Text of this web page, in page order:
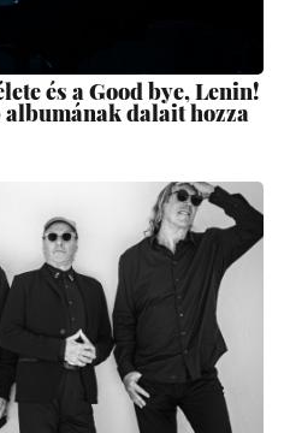
és a Good bye, Lenin!
dalait hozza